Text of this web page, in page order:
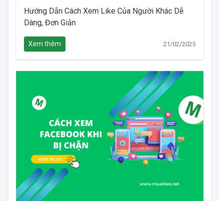
Hướng Dẫn Cách Xem Like Của Người Khác Dễ
Dàng, Đơn Giản
Xem thêm 21/02/2025